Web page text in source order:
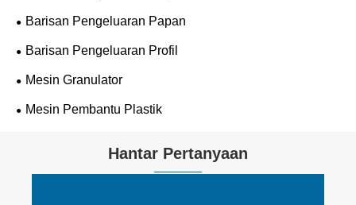
Barisan Pengeluaran Papan
Barisan Pengeluaran Profil
Mesin Granulator
Mesin Pembantu Plastik
Hantar Pertanyaan